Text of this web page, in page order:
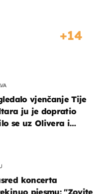
14
vjenčanje Tije
ju je dopratio
se uz Olivera i
koncerta
pjesmu: "Zovite